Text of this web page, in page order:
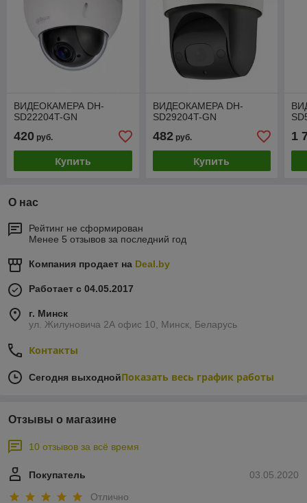
ВИДЕОКАМЕРА DH-
SD22204T-GN
420 руб.
Купить
ВИДЕОКАМЕРА DH-
SD29204T-GN
482руб.
Купить
1
О нас
Рейтинг не сформирован
Менее 5 отзывов за последний год
Компания продает на Deal.by
Работает с 04.05.2017
г. Минск
ул. Жилуновича 2А офис 10, Минск, Беларусь
Контакты
Сегодня выходнойПоказать весь график работы
Отзывы о магазине
10 отзывов за всё время
03.05.2020
Покупатель
Отлично